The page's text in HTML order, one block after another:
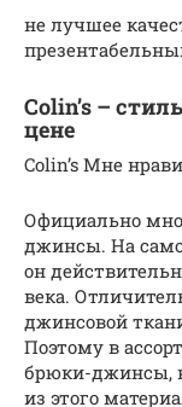
не лучшее
Colin’s –
цене
Colin’s Мне
Официально
джинсы. На
он
века.
джинсовой
Поэтому в
брюки-джинсы,
из этого